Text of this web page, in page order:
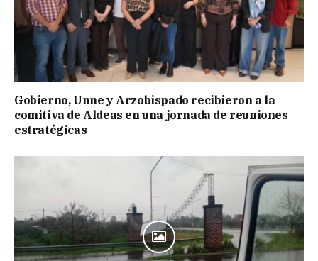
Gobierno, Unne y Arzobispado recibieron a la
comitiva de Aldeas en una jornada de reuniones
estratégicas